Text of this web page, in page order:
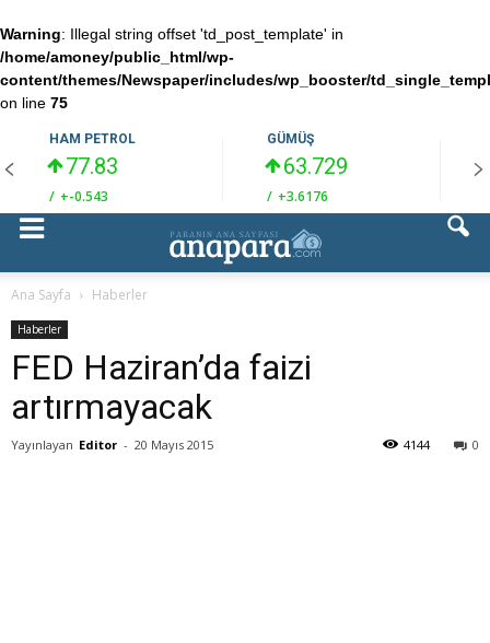
Warning: Illegal string offset 'td_post_template' in
/home/amoney/public_html/wp-
content/themes/Newspaper/includes/wp_booster/
on line 75
HAM PETROL
77.83
/ +-0.543
GÜMÜŞ
63.729
/ +3.6176
Ana Sayfa Haberler
Haberler
FED Haziran’da faizi
artırmayacak
Yayınlayan Editor - 20 Mayıs 2015 0
4144